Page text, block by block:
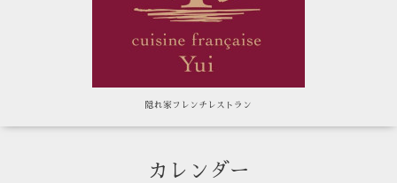
隠れ家フレンチレストラン
カレンダー